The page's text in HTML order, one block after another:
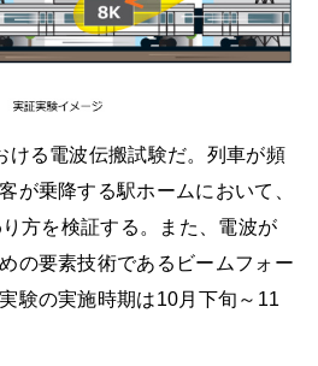
ける電波伝搬試験だ。列車が頻
が乗降する駅ホームにおいて、
方を検証する。また、電波が
の要素技術であるビームフォー
験の実施時期は10月下旬～11